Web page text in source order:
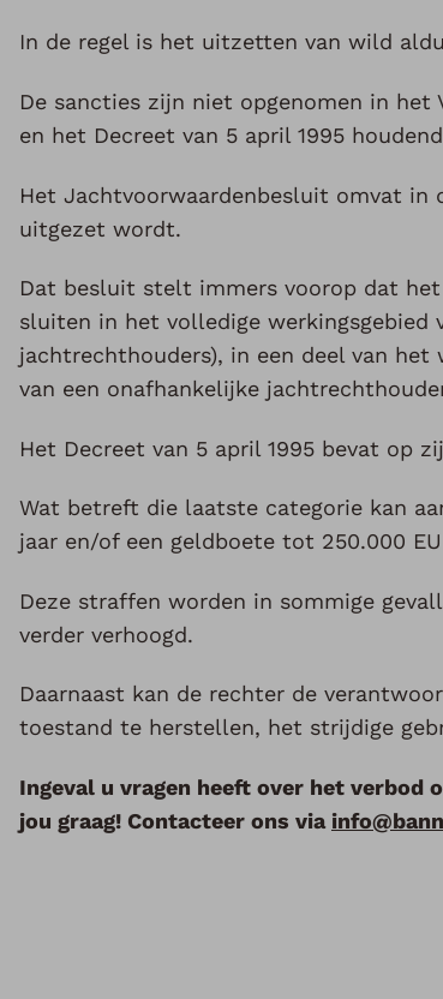
In de regel is het uitzetten van wild
De sancties zijn niet opgenomen in
en het Decreet van 5 april 1995
Het Jachtvoorwaardenbesluit omvat
uitgezet wordt.
Dat besluit stelt immers voorop dat
sluiten in het volledige werkingsgebied
jachtrechthouders), in een deel van
van een onafhankelijke
Het Decreet van 5 april 1995 bevat op
Wat betreft die laatste categorie kan
jaar en/of een geldboete tot 250.000
Deze straffen worden in sommige
verder verhoogd.
Daarnaast kan de rechter de
toestand te herstellen, het strijdige
Ingeval u vragen heeft over het verbod
jou graag! Contacteer ons via